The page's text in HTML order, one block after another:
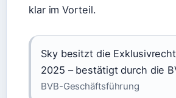
klar im Vorteil.
Sky besitzt die
2025 – bestätigt durch die
BVB-Geschäftsführung